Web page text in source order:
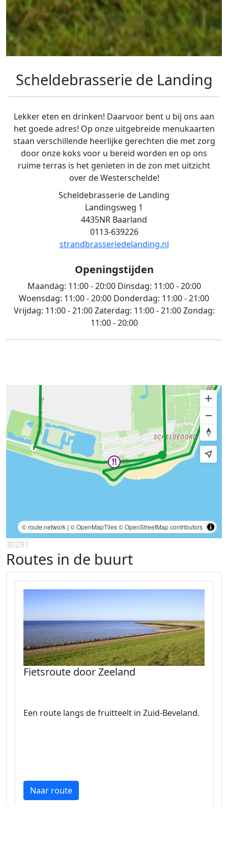
Scheldebrasserie de Landing
Lekker eten en drinken! Daarvoor bent u bij ons aan
het goede adres! Op onze uitgebreide menukaarten
staan verschillende heerlijke gerechten die met zorg
door onze koks voor u bereid worden en op ons
ruime terras is het genieten in de zon met uitzicht
over de Westerschelde!
Scheldebrasserie de Landing
Landingsweg 1
4435NR Baarland
0113-639226
strandbrasseriedelanding.nl
Openingstijden
Maandag: 11:00 - 20:00Dinsdag: 11:00 - 20:00
Woensdag: 11:00 - 20:00 Donderdag: 11:00 - 21:00
Vrijdag: 11:00 - 21:00Zaterdag: 11:00 - 21:00Zondag:
11:00 - 20:00
© route.network | © OpenMapTiles© OpenStreetMap contributors
30291
Routes in de buurt
Fietsroute door Zeeland
Een route langs de fruitteelt in Zuid-Beveland.
Naar route